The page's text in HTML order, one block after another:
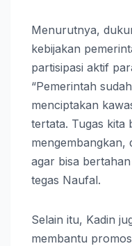
Menurutnya,
kebijakan
partisipasi aktif
“Pemerintah
menciptakan
tertata. Tugas kita
mengembangkan,
agar bisa
tegas Naufal.
Selain itu, Kadin
membantu